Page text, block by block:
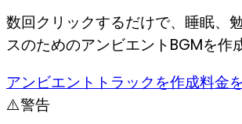
数回クリックするだけで、睡眠、
スのためのアンビエントBGMを作
アンビエントトラックを作成料金
⚠️警告